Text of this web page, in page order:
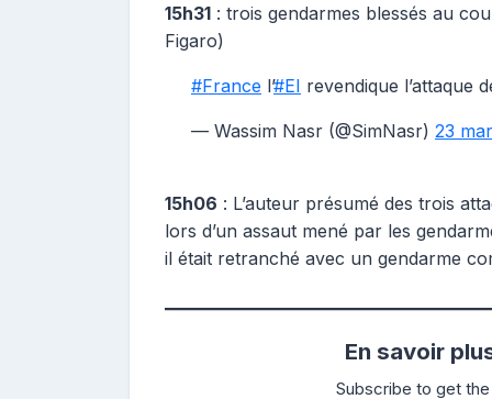
15h31 : trois gendarmes blessés au
Figaro)
#France l’#EI revendique l’attaque
— Wassim Nasr (@SimNasr) 23
15h06 : L’auteur présumé des trois
lors d’un assaut mené par les
il était retranché avec un gendarme
En savoir
Subscribe to get